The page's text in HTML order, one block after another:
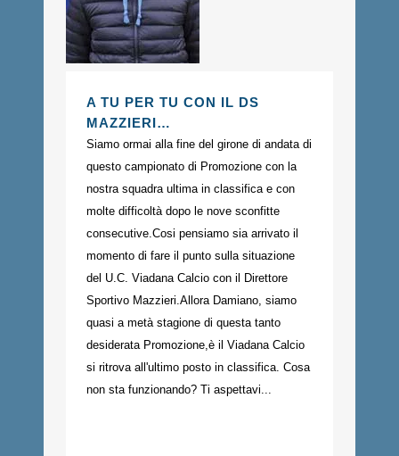
A TU PER TU CON IL DS
MAZZIERI…
Siamo ormai alla fine del girone di andata di
questo campionato di Promozione con la
nostra squadra ultima in classifica e con
molte difficoltà dopo le nove sconfitte
consecutive.Cosi pensiamo sia arrivato il
momento di fare il punto sulla situazione
del U.C. Viadana Calcio con il Direttore
Sportivo Mazzieri.Allora Damiano, siamo
quasi a metà stagione di questa tanto
desiderata Promozione,è il Viadana Calcio
si ritrova all'ultimo posto in classifica. Cosa
non sta funzionando? Ti aspettavi...